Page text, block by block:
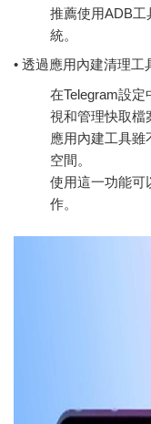
推薦使用ADB工
統。
• 透過應用內建清理工
在Telegram設定
視和管理快取檔
應用內建工具
空間。
使用這一功能可
作。